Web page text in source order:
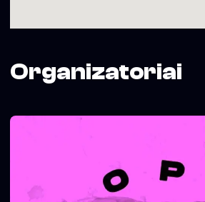
Organizatoriai